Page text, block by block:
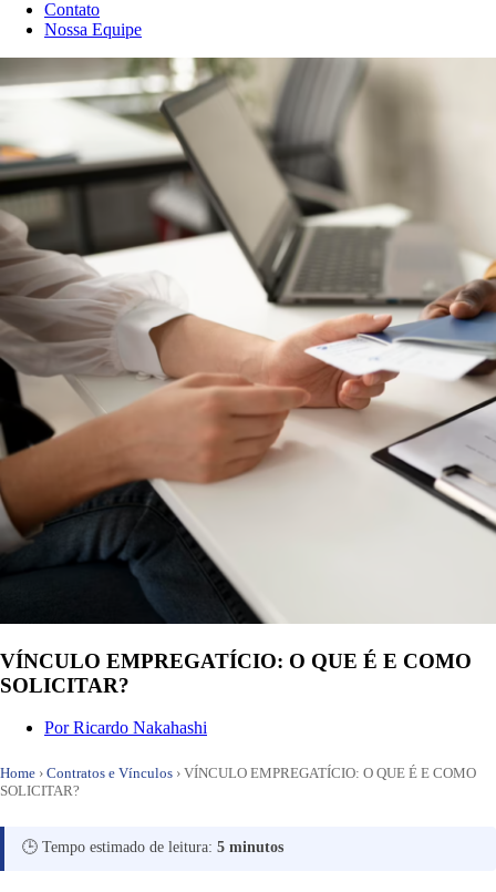
Contato
Nossa Equipe
VÍNCULO EMPREGATÍCIO: O QUE É E COMO
SOLICITAR?
PorRicardo Nakahashi
Home › Contratos e Vínculos › VÍNCULO EMPREGATÍCIO: O QUE É E COMO
SOLICITAR?
🕒 Tempo estimado de leitura: 5 minutos